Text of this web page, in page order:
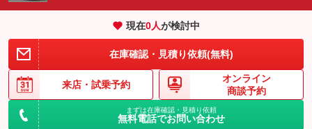
現在0人が検討中
在庫確認・見積り依頼(無料)
来店・ 試乗予約
オンライン
商談予約
まずは在庫確認・見積り依頼
無料電話でお問い合わせ